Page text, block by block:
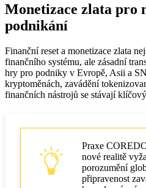
Monetizace zlata pro
podnikání
Finanční reset a monetizace zlata
finančního systému, ale zásadní
hry pro podniky v Evropě, Asii a
kryptoměnách, zavádění
finančních nástrojů se stávají
Praxe
nové realitě
porozumění
připravenost